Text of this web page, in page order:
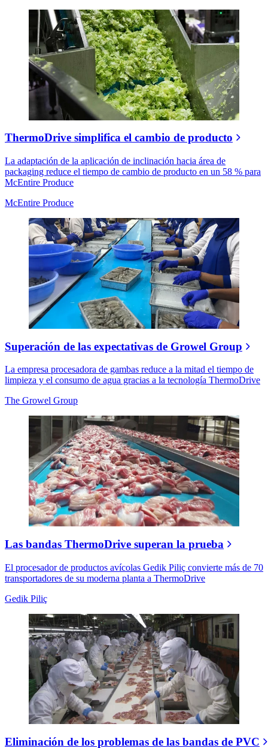
ThermoDrive simplifica el cambio de producto
La adaptación de la aplicación de inclinación hacia área de
packaging reduce el tiempo de cambio de producto en un 58 % para
McEntire Produce
McEntire Produce
Superación de las expectativas de Growel Group
La empresa procesadora de gambas reduce a la mitad el tiempo de
limpieza y el consumo de agua gracias a la tecnología ThermoDrive
The Growel Group
Las bandas ThermoDrive superan la prueba
El procesador de productos avícolas Gedik Piliç convierte más de 70
transportadores de su moderna planta a ThermoDrive
Gedik Piliç
Eliminación de los problemas de las bandas de PVC